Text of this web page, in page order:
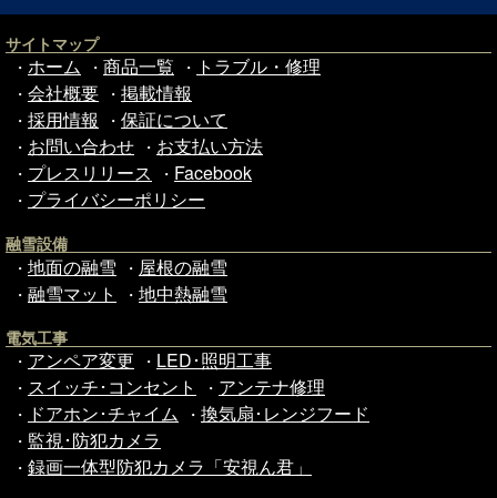
サイトマップ
・ ホーム ・ 商品一覧 ・ トラブル・修理
・ 会社概要 ・ 掲載情報
・ 採用情報 ・ 保証について
・ お問い合わせ ・ お支払い方法
・ プレスリリース ・ Facebook
・ プライバシーポリシー
融雪設備
・ 地面の融雪 ・ 屋根の融雪
・ 融雪マット ・ 地中熱融雪
電気工事
・ アンペア変更 ・ LED･照明工事
・ スイッチ･コンセント ・ アンテナ修理
・ ドアホン･チャイム ・ 換気扇･レンジフード
・ 監視･防犯カメラ
・ 録画一体型防犯カメラ「安視ん君」